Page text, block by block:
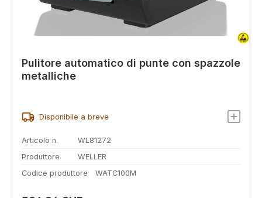
Pulitore automatico di punte con spazzole
metalliche
Disponibile a breve
Articolo n.
WL81272
Produttore
WELLER
Codice produttore
WATC100M